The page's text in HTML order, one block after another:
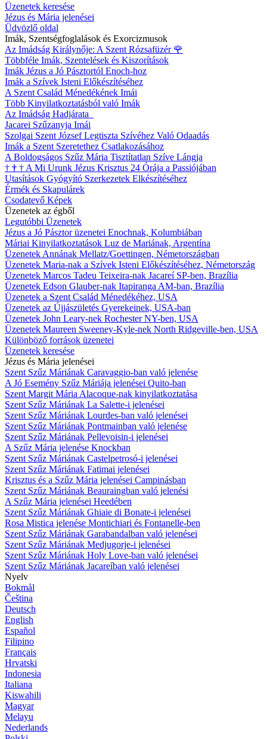
Üzenetek keresése
Jézus és Mária jelenései
Üdvözlő oldal
Imák, Szentségfoglalások és Exorcizmusok
Az Imádság Királynője: A Szent Rózsafüzér 🌹
Többféle Imák, Szentelések és Kiszorítások
Imák Jézus a Jó Pásztortól Enoch-hoz
Imák a Szívek Isteni Előkészítéséhez
A Szent Család Ménedékének Imái
Több Kinyilatkoztatásból való Imák
Az Imádság Hadjárata
Jacarei Szűzanyja Imái
Szolgai Szent József Legtiszta Szívéhez Való Odaadás
Imák a Szent Szeretethez Csatlakozásához
A Boldogságos Szűz Mária Tisztítatlan Szíve Lángja
† † † A Mi Urunk Jézus Krisztus 24 Órája a Passiójában
Utasítások Gyógyító Szerkezetek Elkészítéséhez
Érmék és Skapulárek
Csodatevő Képek
Üzenetek az égből
Legutóbbi Üzenetek
Jézus a Jó Pásztor üzenetei Enochnak, Kolumbiában
Máriai Kinyilatkoztatások Luz de Mariának, Argentína
Üzenetek Annának Mellatz/Goettingen, Németországban
Üzenetek Maria-nak a Szívek Isteni Előkészítéséhez, Németország
Üzenetek Marcos Tadeu Teixeira-nak Jacareí SP-ben, Brazília
Üzenetek Edson Glauber-nak Itapiranga AM-ban, Brazília
Üzenetek a Szent Család Ménedékéhez, USA
Üzenetek az Újjászületés Gyerekeinek, USA-ban
Üzenetek John Leary-nek Rochester NY-ben, USA
Üzenetek Maureen Sweeney-Kyle-nek North Ridgeville-ben, USA
Különböző források üzenetei
Üzenetek keresése
Jézus és Mária jelenései
Szent Szűz Máriának Caravaggio-ban való jelenése
A Jó Esemény Szűz Máriája jelenései Quito-ban
Szent Margit Mária Alacoque-nak kinyilatkoztatása
Szent Szűz Máriának La Salette-i jelenései
Szent Szűz Máriának Lourdes-ban való jelenései
Szent Szűz Máriának Pontmainban való jelenése
Szent Szűz Máriának Pellevoisin-i jelenései
A Szűz Mária jelenése Knockban
Szent Szűz Máriának Castelpetrosó-i jelenései
Szent Szűz Máriának Fatimai jelenései
Krisztus és a Szűz Mária jelenései Campinásban
Szent Szűz Máriának Beauraingban való jelenési
A Szűz Mária jelenései Heedében
Szent Szűz Máriának Ghiaie di Bonate-i jelenései
Rosa Mistica jelenése Montichiari és Fontanelle-ben
Szent Szűz Máriának Garabandalban való jelenései
Szent Szűz Máriának Medjugorje-i jelenései
Szent Szűz Máriának Holy Love-ban való jelenései
Szent Szűz Máriának Jacareíban való jelenései
Nyelv
Bokmål
Čeština
Deutsch
English
Español
Filipino
Français
Hrvatski
Indonesia
Italiana
Kiswahili
Magyar
Melayu
Nederlands